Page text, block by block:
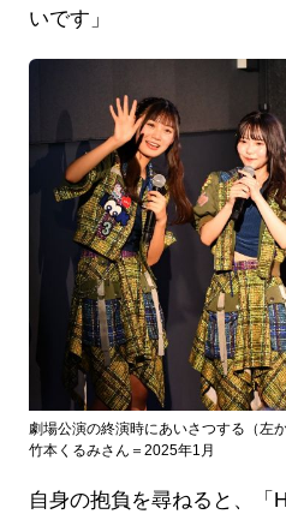
いです」
劇場公演の終演時にあいさつする（左
竹本くるみさん＝2025年1月
自身の抱負を尋ねると、「